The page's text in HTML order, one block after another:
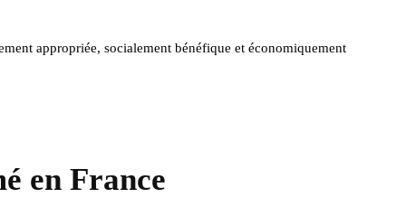
appropriée, socialement bénéfique et économiquement
en France